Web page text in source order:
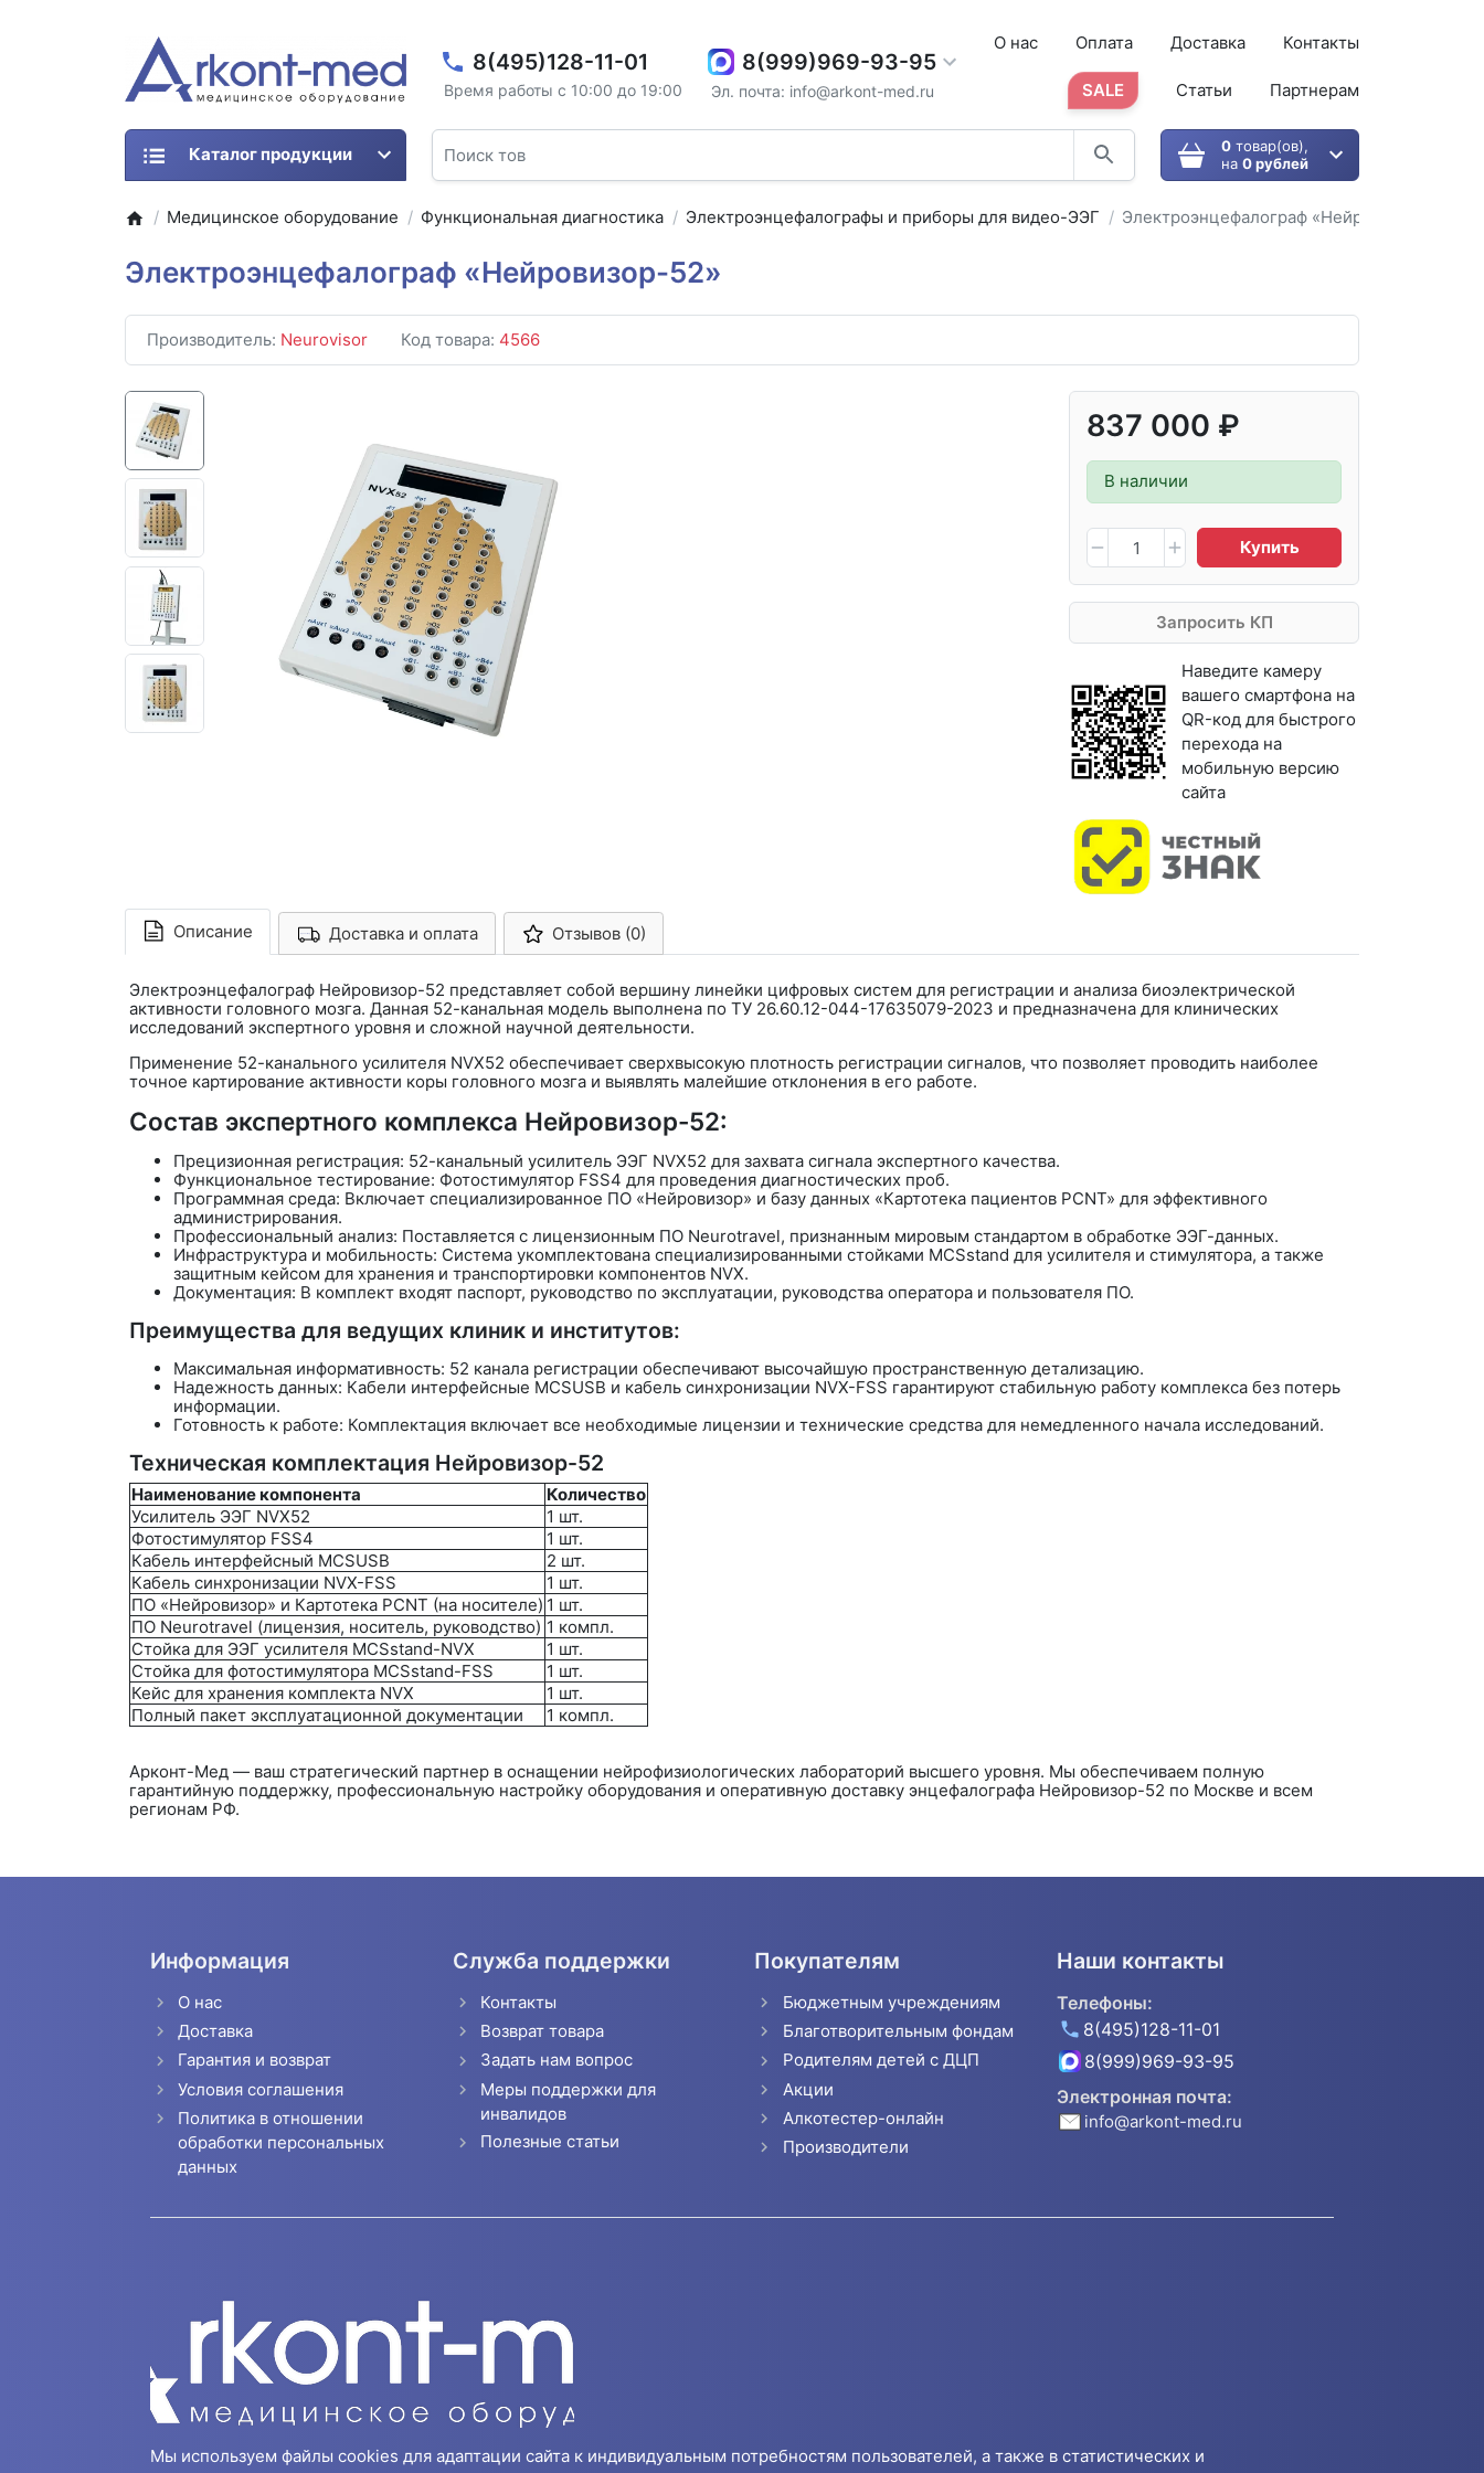
8(495)128-11-01
Время работы с 10:00 до 19:00
8(999)969-93-95
Эл. почта: info@arkont-med.ru
О нас Оплата Доставка Контакты
SALE Статьи Партнерам
0товар(ов),
на 0 рублей
Каталог продукции
Медицинское оборудование Функциональная диагностика Электро­энцефалографы и приборы для видео-ЭЭГ Электроэнцефалограф «Нейровизор-52»
Электроэнцефалограф «Нейровизор-52»
Производитель: Neurovisor Код товара: 4566
837 000 ₽
В наличии
Купить
Запросить КП
Наведите камеру
вашего смартфона на
QR-код для быстрого
перехода на
мобильную версию
сайта
Описание Арконт-Мед Доставка и оплата Отзывов (0)
Электроэнцефалограф Нейровизор-52 представляет собой вершину линейки цифровых систем для регистрации и анализа биоэлектрической
активности головного мозга. Данная 52-канальная модель выполнена по ТУ 26.60.12-044-17635079-2023 и предназначена для клинических
исследований экспертного уровня и сложной научной деятельности.
Применение 52-канального усилителя NVX52 обеспечивает сверхвысокую плотность регистрации сигналов, что позволяет проводить наиболее
точное картирование активности коры головного мозга и выявлять малейшие отклонения в его работе.
Состав экспертного комплекса Нейровизор-52:
Прецизионная регистрация: 52-канальный усилитель ЭЭГ NVX52 для захвата сигнала экспертного качества.
Функциональное тестирование: Фотостимулятор FSS4 для проведения диагностических проб.
Программная среда: Включает специализированное ПО «Нейровизор» и базу данных «Картотека пациентов PCNT» для эффективного
администрирования.
Профессиональный анализ: Поставляется с лицензионным ПО Neurotravel, признанным мировым стандартом в обработке ЭЭГ-данных.
Инфраструктура и мобильность: Система укомплектована специализированными стойками MCSstand для усилителя и стимулятора, а также
защитным кейсом для хранения и транспортировки компонентов NVX.
Документация: В комплект входят паспорт, руководство по эксплуатации, руководства оператора и пользователя ПО.
Преимущества для ведущих клиник и институтов:
Максимальная информативность: 52 канала регистрации обеспечивают высочайшую пространственную детализацию.
Надежность данных: Кабели интерфейсные MCSUSB и кабель синхронизации NVX-FSS гарантируют стабильную работу комплекса без потерь
информации.
Готовность к работе: Комплектация включает все необходимые лицензии и технические средства для немедленного начала исследований.
Техническая комплектация Нейровизор-52
Наименование компонента
Количество
Усилитель ЭЭГ NVX52
1 шт.
Фотостимулятор FSS4
1 шт.
Кабель интерфейсный MCSUSB
2 шт.
Кабель синхронизации NVX-FSS
1 шт.
ПО «Нейровизор» и Картотека PCNT (на носителе) 1 шт.
ПО Neurotravel (лицензия, носитель, руководство) 1 компл.
Стойка для ЭЭГ усилителя MCSstand-NVX
1 шт.
Стойка для фотостимулятора MCSstand-FSS
1 шт.
Кейс для хранения комплекта NVX
1 шт.
Полный пакет эксплуатационной документации
1 компл.
Арконт-Мед — ваш стратегический партнер в оснащении нейрофизиологических лабораторий высшего уровня. Мы обеспечиваем полную
гарантийную поддержку, профессиональную настройку оборудования и оперативную доставку энцефалографа Нейровизор-52 по Москве и всем
регионам РФ.
Информация
О нас
Доставка
Гарантия и возврат
Условия соглашения
Политика в отношении
обработки персональных
данных
Служба поддержки
Контакты
Возврат товара
Задать нам вопрос
Меры поддержки для
инвалидов
Полезные статьи
Покупателям
Бюджетным учреждениям
Благотворительным фондам
Родителям детей с ДЦП
Акции
Алкотестер-онлайн
Производители
Наши контакты
Телефоны:
8(495)128-11-01
8(999)969-93-95
Электронная почта:
info@arkont-med.ru
Мы используем файлы cookies для адаптации сайта к индивидуальным потребностям пользователей, а также в статистических и